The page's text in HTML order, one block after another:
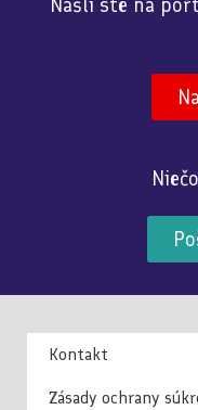
Našli ste na
Kontakt
Zásady ochrany